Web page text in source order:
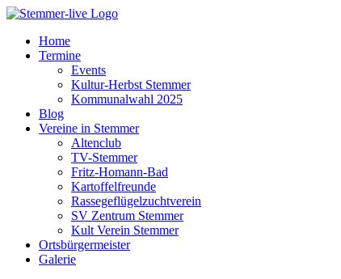
Home
Termine
Events
Kultur-Herbst Stemmer
Kommunalwahl 2025
Blog
Vereine in Stemmer
Altenclub
TV-Stemmer
Fritz-Homann-Bad
Kartoffelfreunde
Rassegeflügelzuchtverein
SV Zentrum Stemmer
Kult Verein Stemmer
Ortsbürgermeister
Galerie